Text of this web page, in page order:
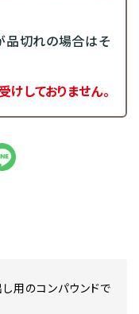
切れの場合はそ
しておりません。
用のコンパウンドで